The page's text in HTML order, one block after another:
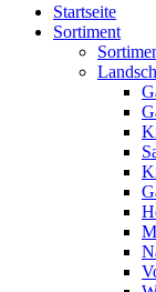
Startseite
Sortiment